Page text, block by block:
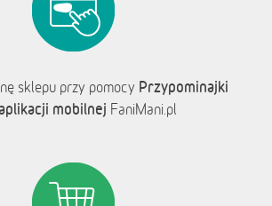
sklepu przy pomocy Przypominajki
mobilnej FaniMani.pl